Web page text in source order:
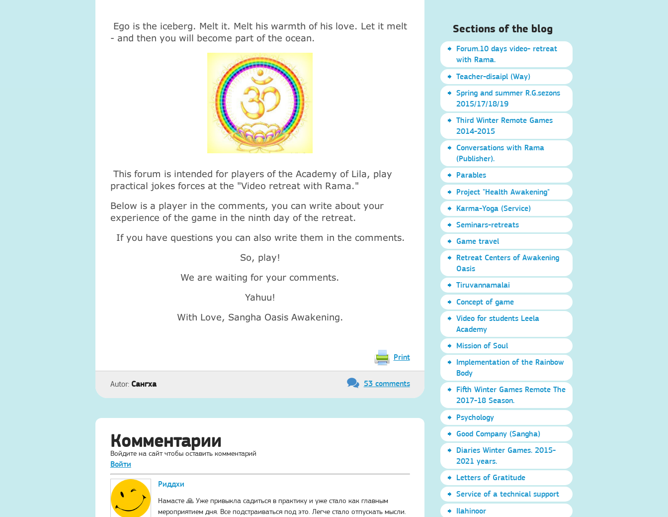
Ego is the iceberg. Melt it. Melt his warmth of his love. Let it melt
- and then you will become part of the ocean.
This forum is intended for players of the Academy of Lila, play
practical jokes forces at the "Video retreat with Rama."
Below is a player in the comments, you can write about your
experience of the game in the ninth day of the retreat.
If you have questions you can also write them in the comments.
So, play!
We are waiting for your comments.
Yahuu!
With Love, Sangha Oasis Awakening.
Print
Autor: Сангха 53 comments
Комментарии
Войдите на сайт чтобы оставить комментарий
Войти
Риддхи
Намасте 🙏 Уже привыкла садиться в практику и уже стало как главным
мероприятием дня. Все подстраиваться под это. Легче стало отпускать мысли.
Sections of the blog
Forum.10 days video- retreat
with Rama.
Teacher-disaipl (Way)
Spring and summer R.G.sezons
2015/17/18/19
Third Winter Remote Games
2014-2015
Conversations with Rama
(Publisher).
Parables
Project "Health Awakening"
Karma-Yoga (Service)
Seminars-retreats
Game travel
Retreat Centers of Awakening
Oasis
Tiruvannamalai
Concept of game
Video for students Leela
Academy
Mission of Soul
Implementation of the Rainbow
Body
Fifth Winter Games Remote The
2017-18 Season.
Psychology
Good Company (Sangha)
Diaries Winter Games. 2015-
2021 years.
Letters of Gratitude
Service of a technical support
Ilahinoor